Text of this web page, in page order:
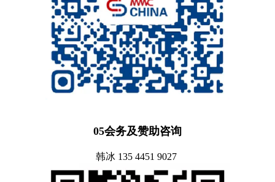
05会务及赞助咨询
韩冰 135 4451 9027